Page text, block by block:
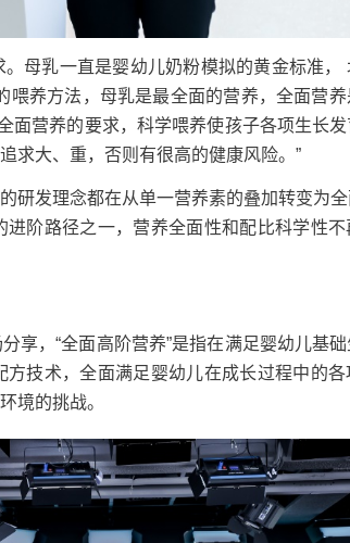
乳一直是婴幼儿奶粉模拟的黄金标准，
喂养方法，母乳是最全面的营养，全面营
面营养的要求，科学喂养使孩子各项生长
求大、重，否则有很高的健康风险。”
发理念都在从单一营养素的叠加转变为全
阶路径之一，营养全面性和配比科学性
，“全面高阶营养”是指在满足婴幼儿基础
技术，全面满足婴幼儿在成长过程中的
境的挑战。